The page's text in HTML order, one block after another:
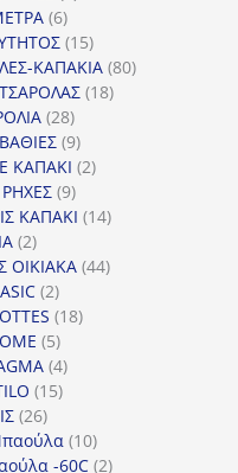
66
προϊόντα
1515
προϊόντα
ΚΑΠΑΚΙΑ 8080
1818
2828
προϊόντα
99
προϊόντα
ΚΑΠΑΚΙ 22
99
προϊόντα
ΚΑΠΑΚΙ 1414
22
προϊόντα
ΟΙΚΙΑΚΑ 4444
22
προϊόντα
1818
55
προϊόντα
44
προϊόντα
1515
2626
προϊόντα
1010
προϊόντα
-60C 22